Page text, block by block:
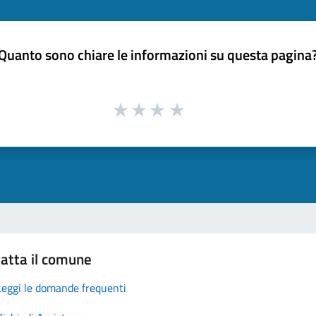
sono chiare le informazioni su questa
il comune
le domande frequenti